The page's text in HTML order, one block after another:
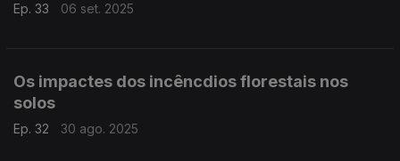
Ep. 33 06 set. 2025
Os impactes dos incêncdios florestais nos
solos
Ep. 32 30 ago. 2025